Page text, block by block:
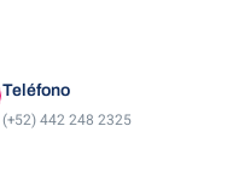
Teléfono
(+52) 442 248 2325